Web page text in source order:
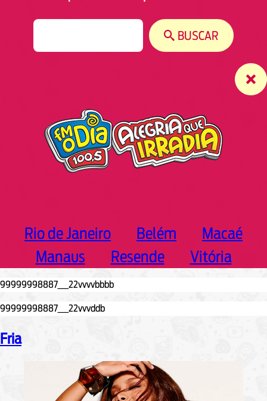
BUSCAR
Rio de Janeiro Belém
Macaé
Manaus
Resende Vitória
Fria